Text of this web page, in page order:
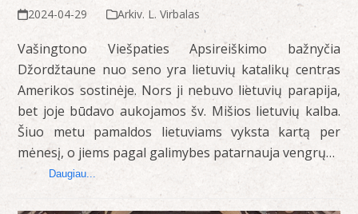
2024-04-29 Arkiv. L. Virbalas
Vašingtono Viešpaties Apsireiškimo bažnyčia
Džordžtaune nuo seno yra lietuvių katalikų centras
Amerikos sostinėje. Nors ji nebuvo lietuvių parapija,
bet joje būdavo aukojamos šv. Mišios lietuvių kalba.
Šiuo metu pamaldos lietuviams vyksta kartą per
mėnesį, o jiems pagal galimybes patarnauja vengrų…
Daugiau...